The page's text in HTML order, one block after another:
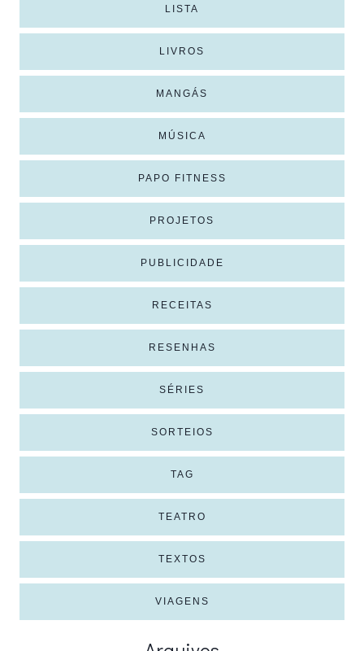
LISTA
LIVROS
MANGÁS
MÚSICA
PAPO FITNESS
PROJETOS
PUBLICIDADE
RECEITAS
RESENHAS
SÉRIES
SORTEIOS
TAG
TEATRO
TEXTOS
VIAGENS